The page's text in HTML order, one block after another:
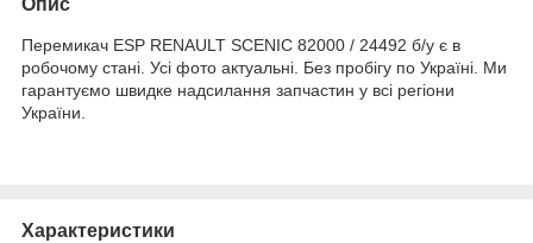
Перемикач ESP RENAULT SCENIC 82000 / 24492 б/у є в
робочому стані. Усі фото актуальні. Без пробігу по Україні. Ми
гарантуємо швидке надсилання запчастин у всі регіони
України.
Характеристики